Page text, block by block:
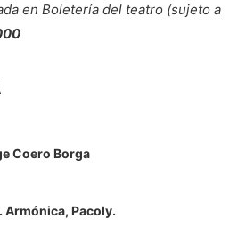
en Boletería del teatro (sujeto a
Coero Borga
Armónica, Pacoly.